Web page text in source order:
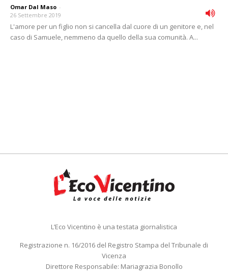
Omar Dal Maso -
26 Settembre 2019
L'amore per un figlio non si cancella dal cuore di un genitore e, nel
caso di Samuele, nemmeno da quello della sua comunità. A...
L’Eco Vicentino è una testata giornalistica
Registrazione n. 16/2016 del Registro Stampa del Tribunale di
Vicenza
Direttore Responsabile: Mariagrazia Bonollo